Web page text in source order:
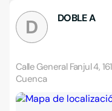
D DOBLE A
Calle General Fanjul 4,
Cuenca